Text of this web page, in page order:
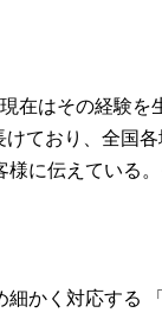
在はその経験を
ており、全国各
様に伝えている
細かく対応する